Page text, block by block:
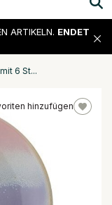
ARTIKELN. ENDET
6 St...
hinzufügen